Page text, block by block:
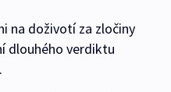
na doživotí za zločiny
dlouhého verdiktu